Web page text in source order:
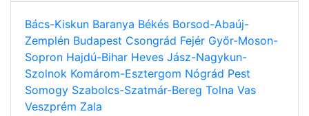
Bács-Kiskun Baranya Békés Borsod-Abaúj-
Zemplén Budapest Csongrád Fejér Győr-Moson-
Sopron Hajdú-Bihar Heves Jász-Nagykun-
Szolnok Komárom-Esztergom Nógrád Pest
Somogy Szabolcs-Szatmár-Bereg Tolna Vas
Veszprém Zala